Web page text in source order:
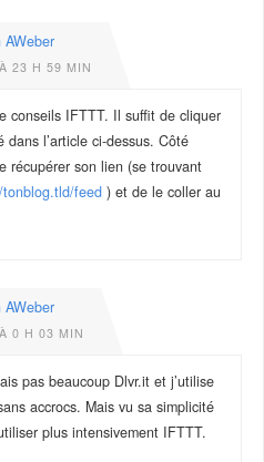
23 H 59 MIN
conseils IFTTT. Il suffit de cliquer
l’article ci-dessus. Côté
récupérer son lien (se trouvant
feed ) et de le coller au
0 H 03 MIN
pas beaucoup Dlvr.it et j’utilise
accrocs. Mais vu sa simplicité
plus intensivement IFTTT.